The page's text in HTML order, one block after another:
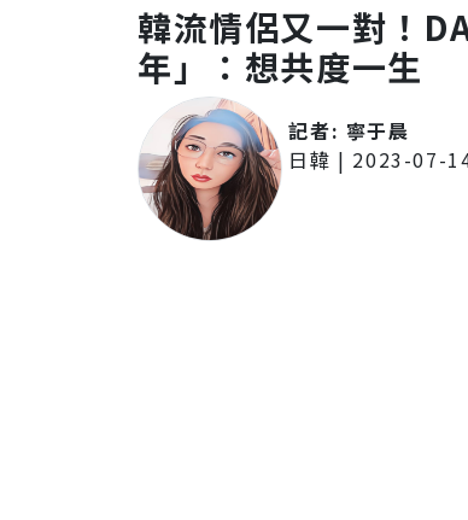
韓流情侶又一對！
年」：想共度一生
記者: 寧于晨
日韓 | 2023-07-